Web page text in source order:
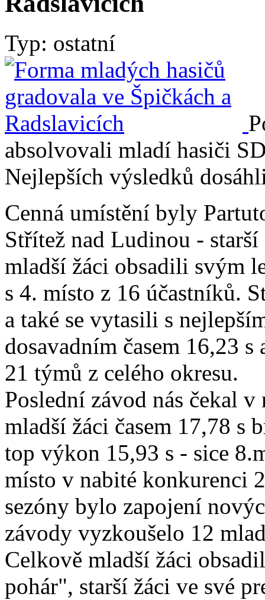
Typ: ostatní
absolvovali mladí hasiči
Nejlepších výsledků
Cenná umístění byly
Střítež nad Ludinou -
mladší žáci obsadili svým
s 4. místo z 16 účastníků.
a také se vytasili s
dosavadním časem 16,23
21 týmů z celého okresu.
Poslední závod nás čekal
mladší žáci časem 17,78 s
top výkon 15,93 s - sice
místo v nabité konkurenci
sezóny bylo zapojení
závody vyzkoušelo 12
Celkově mladší žáci
pohár", starší žáci ve své